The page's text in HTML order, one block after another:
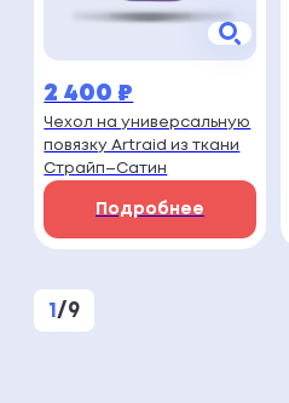
2 400 ₽
Чехол на универсальную
повязку Artraid из ткани
Страйп–Сатин
Подробнее
1 / 9